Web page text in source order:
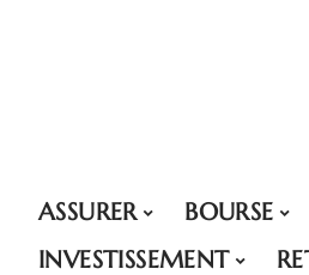
ASSURER BOURSE
INVESTISSEMENT